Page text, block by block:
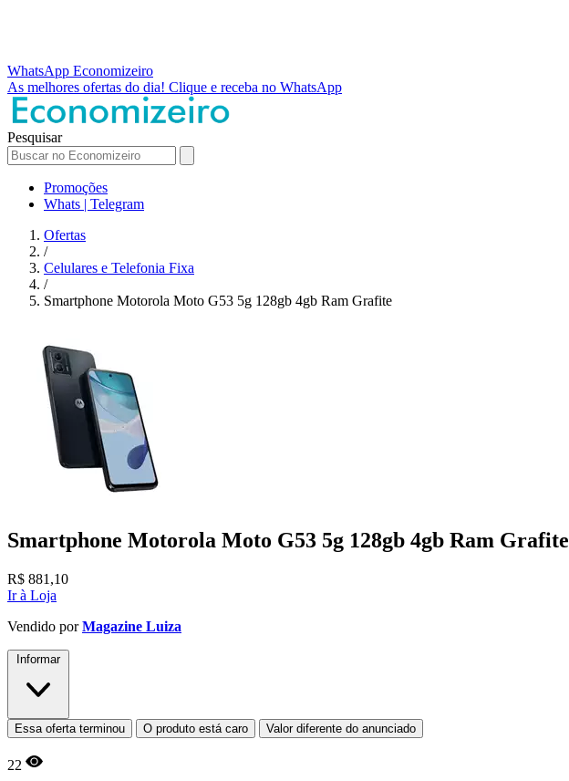
WhatsApp Economizeiro
As melhores ofertas do dia! Clique e receba no WhatsApp
Pesquisar
Promoções
Whats | Telegram
Ofertas
/
Celulares e Telefonia Fixa
/
Smartphone Motorola Moto G53 5g 128gb 4gb Ram Grafite
Smartphone Motorola Moto G53 5g 128gb 4gb Ram Grafite
R$ 881,10
Ir à Loja
Vendido porMagazine Luiza
Informar
Essa oferta terminou O produto está caro Valor diferente do anunciado
22